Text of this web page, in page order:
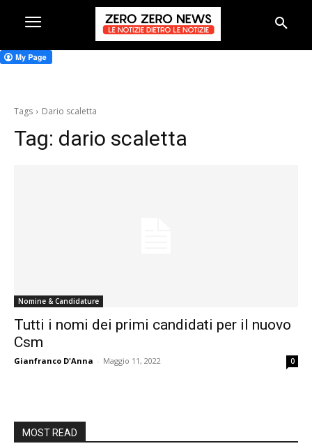
Tags Dario scaletta
Tag: dario scaletta
Nomine & Candidature
Tutti i nomi dei primi candidati per il nuovo
Csm
Gianfranco D'Anna - Maggio 11, 2022 0
MOST READ